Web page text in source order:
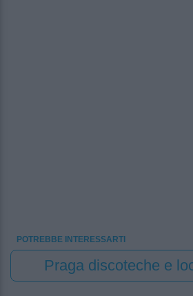
POTREBBE INTERESSARTI
Praga discoteche e